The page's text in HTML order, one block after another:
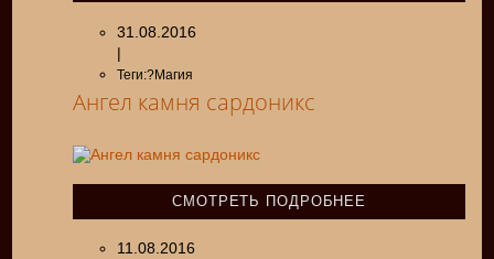
31.08.2016
|
Теги:?Магия
Ангел камня сардоникс
СМОТРЕТЬ ПОДРОБНЕЕ
11.08.2016